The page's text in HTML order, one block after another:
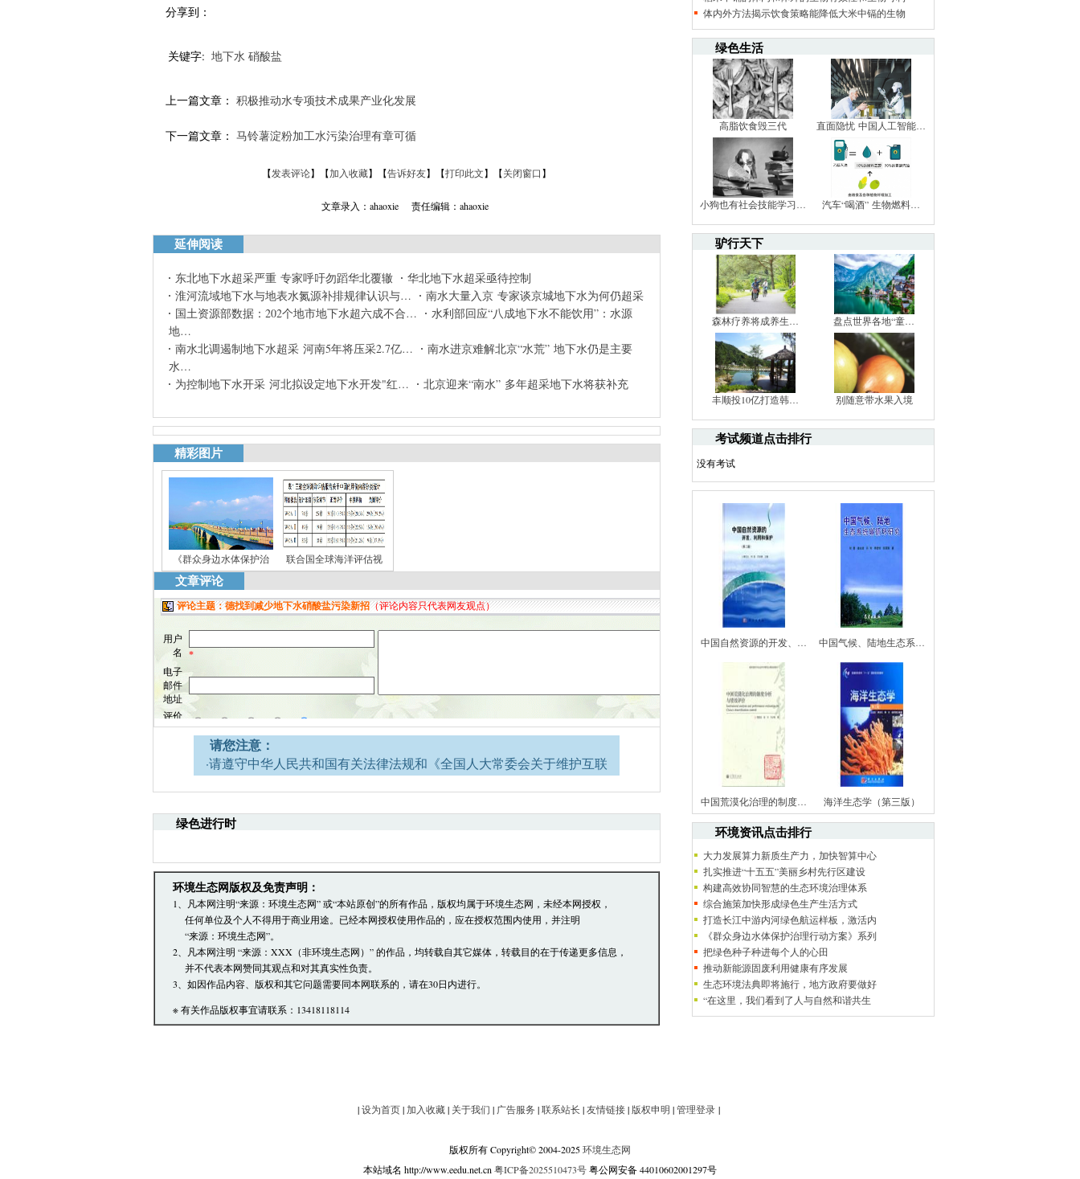
分享到：
关键字: 地下水 硝酸盐
上一篇文章： 积极推动水专项技术成果产业化发展
下一篇文章： 马铃薯淀粉加工水污染治理有章可循
【发表评论】【加入收藏】【告诉好友】【打印此文】【关闭窗口】
文章录入：ahaoxie 责任编辑：ahaoxie
延伸阅读
东北地下水超采严重 专家呼吁勿蹈华北覆辙
华北地下水超采亟待控制
淮河流域地下水与地表水氮源补排规律认识与…
南水大量入京 专家谈京城地下水为何仍超采
国土资源部数据：202个地市地下水超六成不合…
水利部回应“八成地下水不能饮用”：水源
地…
南水北调遏制地下水超采 河南5年将压采2.7亿…
南水进京难解北京“水荒” 地下水仍是主要
水…
为控制地下水开采 河北拟设定地下水开发"红…
北京迎来“南水” 多年超采地下水将获补充
精彩图片
《群众身边水体保护治 联合国全球海洋评估视
文章评论
请您注意：
·请遵守中华人民共和国有关法律法规和《全国人大常委会关于维护互联
引起的法律责任。
·发表本评论即表明您已经阅读并接受上述条款，如您对管理有意见请向
文章跟帖管理员反映。
绿色进行时
环境生态网版权及免责声明：
1、凡本网注明“来源：环境生态网” 或“本站原创”的所有作品，版权均属于环境生态网，未经本网授权，
任何单位及个人不得用于商业用途。已经本网授权使用作品的，应在授权范围内使用，并注明
“来源：环境生态网”。
2、凡本网注明 “来源：XXX（非环境生态网）” 的作品，均转载自其它媒体，转载目的在于传递更多信息，
并不代表本网赞同其观点和对其真实性负责。
3、如因作品内容、版权和其它问题需要同本网联系的，请在30日内进行。
※ 有关作品版权事宜请联系：13418118114
体内外方法揭示饮食策略能降低大米中镉的生物
绿色生活
高脂饮食毁三代 直面隐忧 中国人工智能…
小狗也有社会技能学习… 汽车“喝酒” 生物燃料…
驴行天下
森林疗养将成养生… 盘点世界各地“童…
丰顺投10亿打造韩… 别随意带水果入境
考试频道点击排行
没有考试
中国自然资源的开发、… 中国气候、陆地生态系…
中国荒漠化治理的制度… 海洋生态学（第三版）
环境资讯点击排行
大力发展算力新质生产力，加快智算中心
扎实推进“十五五”美丽乡村先行区建设
构建高效协同智慧的生态环境治理体系
综合施策加快形成绿色生产生活方式
打造长江中游内河绿色航运样板，激活内
《群众身边水体保护治理行动方案》系列
把绿色种子种进每个人的心田
推动新能源固废利用健康有序发展
生态环境法典即将施行，地方政府要做好
“在这里，我们看到了人与自然和谐共生
|设为首页|加入收藏| 关于我们 | 广告服务 |联系站长 |友情链接| 版权申明 |管理登录|
版权所有 Copyright© 2004-2025环境生态网
本站域名 http://www.eedu.net.cn 粤ICP备2025510473号粤公网安备 44010602001297号